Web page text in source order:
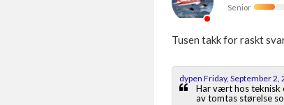
Senior
Tusen takk for raskt
dypen Friday, September 2,
Har vært hos teknisk
av tomtas størelse